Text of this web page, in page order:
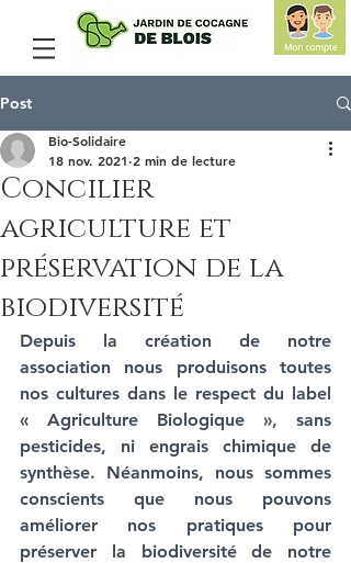
Post
Concilier
agriculture et
préservation de la
biodiversité
Bio-Solidaire
18 nov. 2021 2 min de lecture
Depuis la création de notre
association nous produisons toutes
nos cultures dans le respect du label
« Agriculture Biologique », sans
pesticides, ni engrais chimique de
synthèse. Néanmoins, nous sommes
conscients que nous pouvons
améliorer nos pratiques pour
préserver la biodiversité de notre